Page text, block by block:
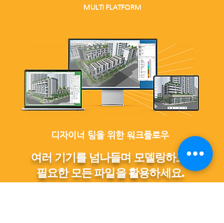
MULTI FLATFORM
디자이너 팀을 위한 워크플로우
여러 기기를 넘나들며 모델링하고,
필요한 모든 파일을 활용하세요.